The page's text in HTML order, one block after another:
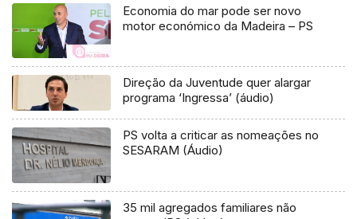
Economia do mar pode ser novo
motor económico da Madeira – PS
Direção da Juventude quer alargar
programa ‘Ingressa’ (áudio)
PS volta a criticar as nomeações no
SESARAM (Áudio)
35 mil agregados familiares não